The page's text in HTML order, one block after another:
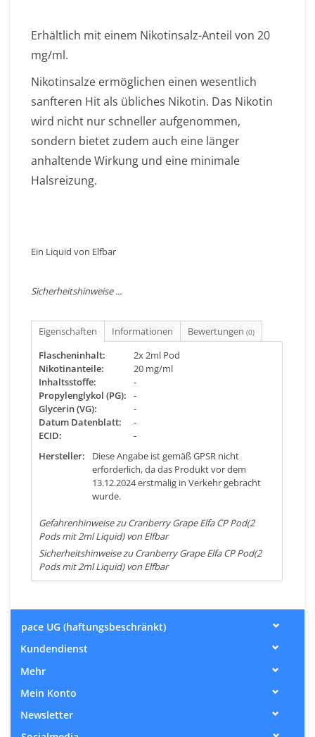
Erhältlich mit einem Nikotinsalz-Anteil von 20
mg/ml.
Nikotinsalze ermöglichen einen wesentlich
sanfteren Hit als übliches Nikotin. Das Nikotin
wird nicht nur schneller aufgenommen,
sondern bietet zudem auch eine länger
anhaltende Wirkung und eine minimale
Halsreizung.
Ein Liquid von Elfbar
Sicherheitshinweise ...
Eigenschaften Informationen Bewertungen (0)
Flascheninhalt:
2x 2ml Pod
Nikotinanteile:
20 mg/ml
Inhaltsstoffe:
-
Propylenglykol (PG):
-
Glycerin (VG):
-
Datum Datenblatt:
-
ECID:
-
Hersteller:
Diese Angabe ist gemäß GPSR nicht
erforderlich, da das Produkt vor dem
13.12.2024 erstmalig in Verkehr gebracht
wurde.
Gefahrenhinweise zu Cranberry Grape Elfa CP Pod(2
Pods mit 2ml Liquid) von Elfbar
Sicherheitshinweise zu Cranberry Grape Elfa CP Pod(2
Pods mit 2ml Liquid) von Elfbar
pace UG (haftungsbeschränkt)
Kundendienst
Mehr
Mein Konto
Newsletter